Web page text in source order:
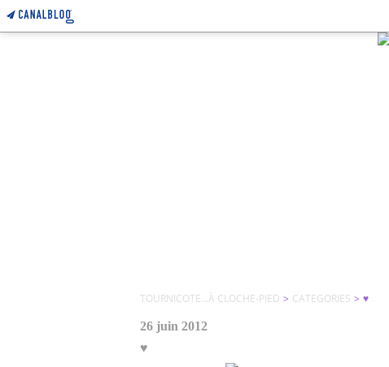
TOURNICOTE...À CLOCHE-PIED > CATEGORIES > ♥
26 juin 2012
♥